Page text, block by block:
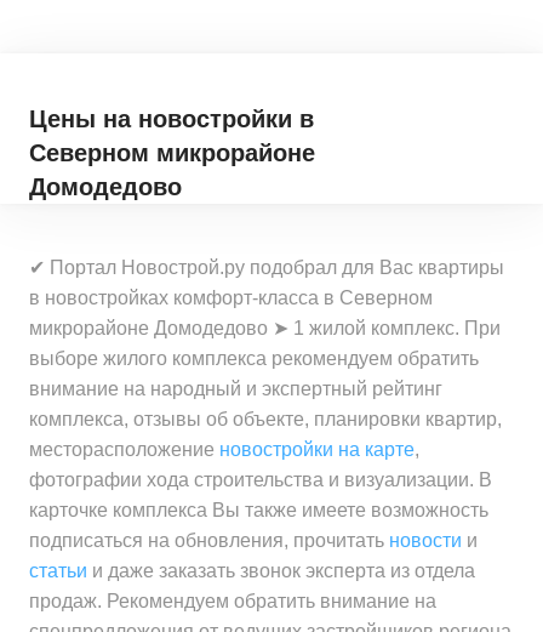
Цены на новостройки в
Северном микрорайоне
Домодедово
✔ Портал Новострой.ру подобрал для Вас квартиры
в новостройках комфорт-класса в Северном
микрорайоне Домодедово ➤ 1 жилой комплекс. При
выборе жилого комплекса рекомендуем обратить
внимание на народный и экспертный рейтинг
комплекса, отзывы об объекте, планировки квартир,
месторасположение новостройки на карте,
фотографии хода строительства и визуализации. В
карточке комплекса Вы также имеете возможность
подписаться на обновления, прочитать новости и
статьи и даже заказать звонок эксперта из отдела
продаж. Рекомендуем обратить внимание на